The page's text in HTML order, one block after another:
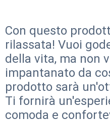
Con questo
rilassata! Vuoi
della vita, ma non
impantanato da
prodotto sarà
Ti fornirà
comoda e